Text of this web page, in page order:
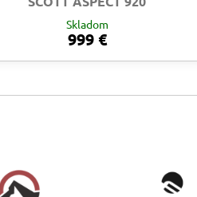
Skladom
999 €